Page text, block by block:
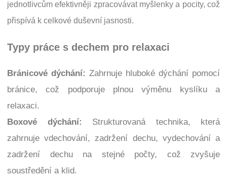
jednotlivcům efektivněji zpracovávat myšlenky a pocity, což
přispívá k celkové duševní jasnosti.
Typy práce s dechem pro relaxaci
Bránicové dýchání: Zahrnuje hluboké dýchání pomocí
bránice, což podporuje plnou výměnu kyslíku a
relaxaci.
Boxové dýchání: Strukturovaná technika, která
zahrnuje vdechování, zadržení dechu, vydechování a
zadržení dechu na stejné počty, což zvyšuje
soustředění a klid.